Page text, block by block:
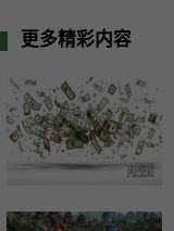
更多精彩内容